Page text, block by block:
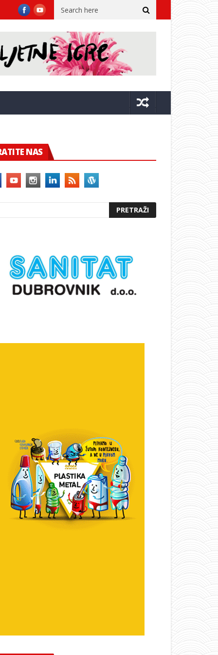
stupnjeva! Franković objavio turističke brojke: Dubrovnik u
NAS